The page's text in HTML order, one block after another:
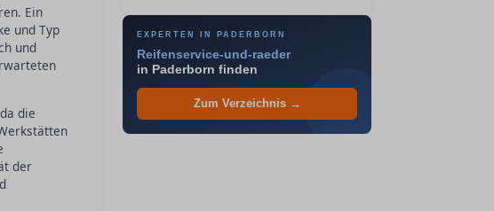
Ein
und Typ
und
die
der
EXPERTEN IN PADERBORN
Reifenservice-und-raeder
in Paderborn finden
Zum Verzeichnis →